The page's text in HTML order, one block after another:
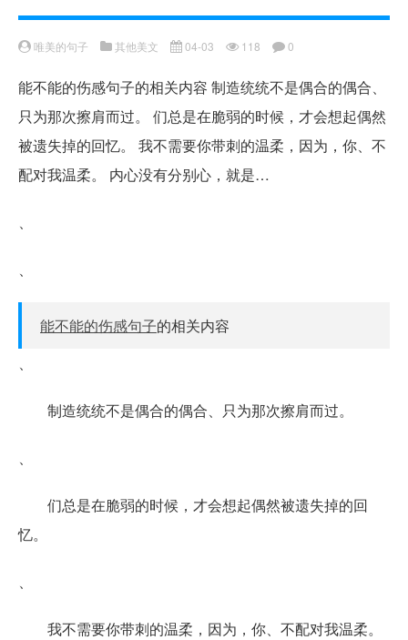
唯美的句子 其他美文 04-03 118 0
能不能的伤感句子的相关内容 制造统统不是偶合的偶合、
只为那次擦肩而过。 们总是在脆弱的时候，才会想起偶然
被遗失掉的回忆。 我不需要你带刺的温柔，因为，你、不
配对我温柔。 内心没有分别心，就是…
、
、
能不能的伤感句子的相关内容
、
制造统统不是偶合的偶合、只为那次擦肩而过。
、
们总是在脆弱的时候，才会想起偶然被遗失掉的回
忆。
、
我不需要你带刺的温柔，因为，你、不配对我温柔。